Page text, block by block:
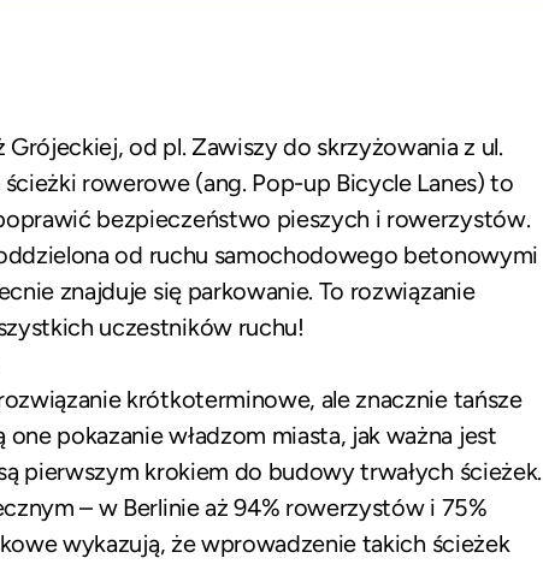
od pl. Zawiszy do skrzyżowania z ul.
rowerowe (ang. Pop-up Bicycle Lanes) to
bezpieczeństwo pieszych i rowerzystów.
od ruchu samochodowego betonowymi
znajduje się parkowanie. To rozwiązanie
uczestników ruchu!
krótkoterminowe, ale znacznie tańsze
pokazanie władzom miasta, jak ważna jest
pierwszym krokiem do budowy trwałych ścieżek.
– w Berlinie aż 94% rowerzystów i 75%
wykazują, że wprowadzenie takich ścieżek